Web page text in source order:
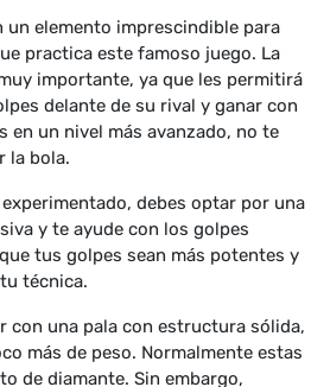
un elemento imprescindible para
practica este famoso juego. La
importante, ya que les permitirá
delante de su rival y ganar con
en un nivel más avanzado, no te
la bola.
debes optar por una
y te ayude con los golpes
tus golpes sean más potentes y
técnica.
con una pala con estructura sólida,
más de peso. Normalmente estas
de diamante. Sin embargo,